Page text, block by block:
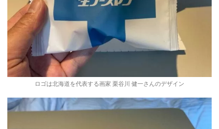
ロゴは北海道を代表する画家 栗谷川 健一さんのデザイン